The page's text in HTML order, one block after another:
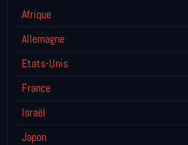
Afrique
Allemagne
Etats-Unis
France
Israël
Japon